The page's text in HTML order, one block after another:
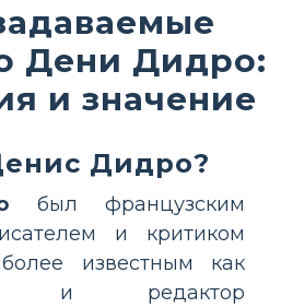
Дени Дидро:
и значение
Дидро?
был французским
и критиком
известным как
и редактор